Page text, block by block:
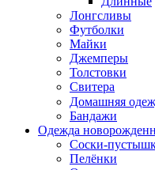
Лонгсливы
Футболки
Майки
Джемперы
Толстовки
Свитера
Домашняя
Бандажи
Одежда
Соски-
Пелёнки